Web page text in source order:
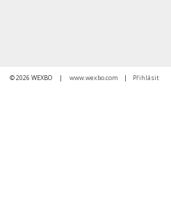
© 2026 WEXBO | www.wexbo.com | Přihlásit